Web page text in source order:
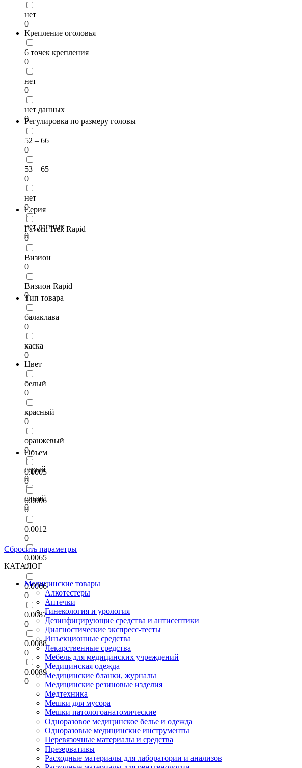
нет
0
Крепление оголовья
6 точек крепления
0
нет
0
нет данных
0
Регулировка по размеру головы
52 – 66
0
53 – 65
0
нет
0
нет данных
0
Серия
Favorit Trek Rapid
0
Визион
0
Визион Rapid
0
Тип товара
балаклава
0
каска
0
Цвет
белый
0
красный
0
оранжевый
0
серый
0
синий
0
Объем
0.0005
0
0.0006
0
0.0012
0
0.0065
0
0.0066
0
0.0087
0
0.0088
0
0.0089
0
Сбросить параметры
КАТАЛОГ
Медицинские товары
Алкотестеры
Аптечки
Гинекология и урология
Дезинфицирующие средства и антисептики
Диагностические экспресс-тесты
Инъекционные средства
Лекарственные средства
Мебель для медицинских учреждений
Медицинская одежда
Медицинские бланки, журналы
Медицинские резиновые изделия
Медтехника
Мешки для мусора
Мешки патологоанатомические
Одноразовое медицинское белье и одежда
Одноразовые медицинские инструменты
Перевязочные материалы и средства
Презервативы
Расходные материалы для лаборатории и анализов